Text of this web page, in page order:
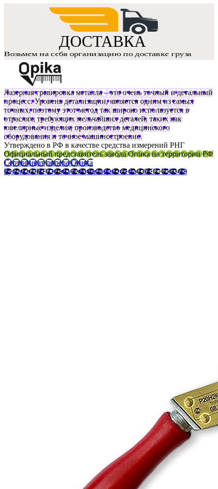
Лазерная гравировка металла – это очень точный и детальный
процесс. Уровень детализации, является одним из самых
точных, поэтому этот метод так широко используется в
отраслях, требующих мельчайших деталей, таких как
ювелирные изделия, производство медицинского
оборудования и точное машиностроение.
Утверждено в РФ в качестве средства измерений РНГ
Официальный представитель завода Опика на территории РФ
Сертификат дилера Опика
Рулетка РНГ Опика изготавливается по ГОСТ 7502-98